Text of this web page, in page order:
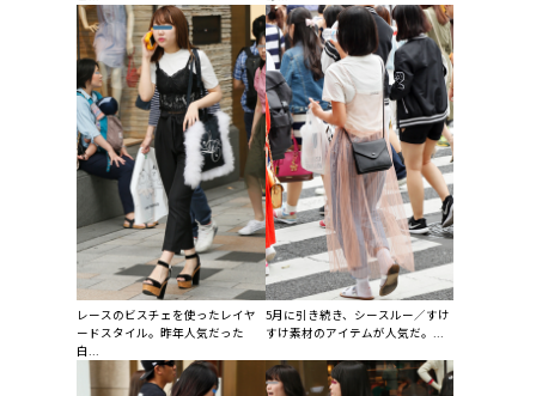
レースのビスチェを使ったレイヤ
ードスタイル。昨年人気だった
白...
5月に引き続き、シースルー／すけ
すけ素材のアイテムが人気だ。...